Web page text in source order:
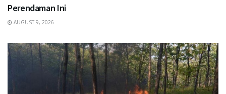
Perendaman Ini
AUGUST 9, 2026